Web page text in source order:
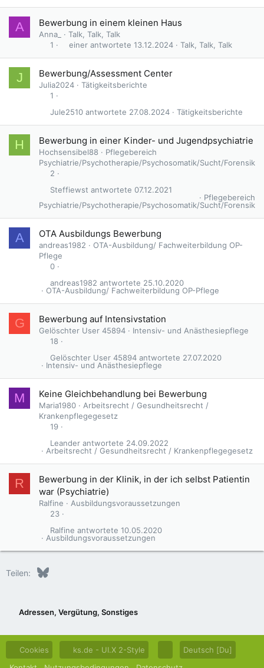
A Bewerbung in einem kleinen Haus
Anna_
Talk, Talk, Talk
1
Talk, Talk, Talk
13.12.2024
einer
J Bewerbung/Assessment Center
Julia2024
Tätigkeitsberichte
1
Tätigkeitsberichte
27.08.2024
Jule2510
H Bewerbung in einer Kinder- und Jugendpsychiatrie
Hochsensibel88
Pflegebereich
Psychiatrie/Psychotherapie/Psychosomatik/Sucht/Forensik
2
Pflegebereich
Psychiatrie/Psychotherapie/Psychosomatik/Sucht/Forensik
07.12.2021
Steffiewst
A OTA Ausbildungs Bewerbung
andreas1982
OTA-Ausbildung/ Fachweiterbildung OP-
Pflege
0
OTA-Ausbildung/ Fachweiterbildung OP-Pflege
25.10.2020
andreas1982
G Bewerbung auf Intensivstation
Gelöschter User 45894
Intensiv- und Anästhesiepflege
18
Intensiv- und Anästhesiepflege
27.07.2020
Gelöschter User 45894
M Keine Gleichbehandlung bei Bewerbung
Maria1980
Arbeitsrecht / Gesundheitsrecht /
Krankenpflegegesetz
19
Arbeitsrecht / Gesundheitsrecht / Krankenpflegegesetz
24.09.2022
Leander
R
Bewerbung in der Klinik, in der ich selbst Patientin
war (Psychiatrie)
Ralfine
Ausbildungsvoraussetzungen
23
Ausbildungsvoraussetzungen
10.05.2020
Ralfine
Teilen: Bluesky
Adressen, Vergütung, Sonstiges
Cookies ks.de - UI.X 2-Style
Deutsch [Du]